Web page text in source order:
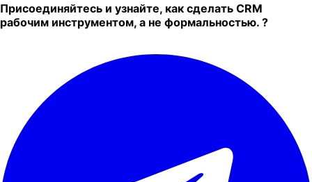
Присоединяйтесь и узнайте, как сделать CRM
рабочим инструментом, а не формальностью. ?